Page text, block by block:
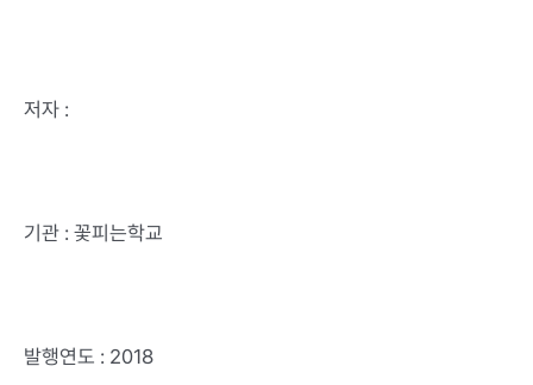
저자 :
기관 : 꽃피는학교
발행연도 : 2018